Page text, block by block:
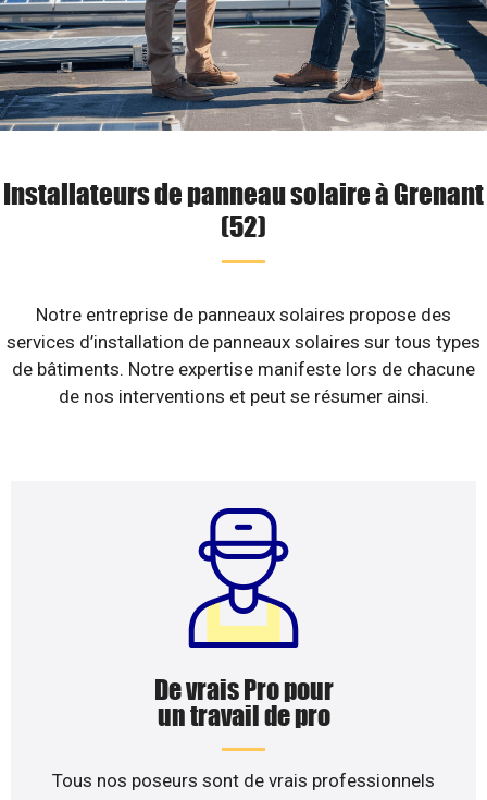
Installateurs de panneau solaire à Grenant
(52)
Notre entreprise de panneaux solaires propose des
services d’installation de panneaux solaires sur tous types
de bâtiments. Notre expertise manifeste lors de chacune
de nos interventions et peut se résumer ainsi.
De vrais Pro pour
un travail de pro
Tous nos poseurs sont de vrais professionnels